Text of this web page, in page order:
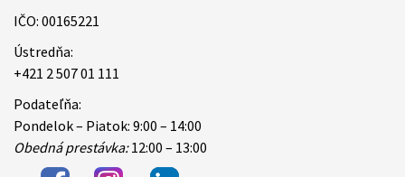
IČO: 00165221
Ústredňa:
+421 2 507 01 111
Podateľňa:
Pondelok – Piatok: 9:00 – 14:00
Obedná prestávka:12:00 – 13:00